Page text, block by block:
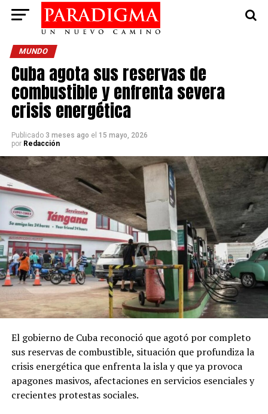
MUNDO
Cuba agota sus reservas de
combustible y enfrenta severa
crisis energética
Publicado 3 meses ago el 15 mayo, 2026
por Redacción
El gobierno de Cuba reconoció que agotó por completo
sus reservas de combustible, situación que profundiza la
crisis energética que enfrenta la isla y que ya provoca
apagones masivos, afectaciones en servicios esenciales y
crecientes protestas sociales.